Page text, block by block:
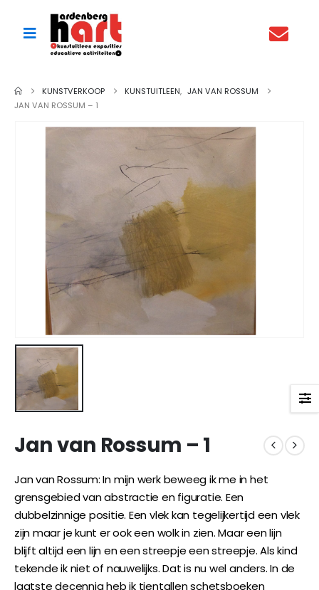
KUNSTVERKOOP KUNSTUITLEEN, JAN VAN ROSSUM
JAN VAN ROSSUM – 1
Jan van Rossum – 1
Jan van Rossum: In mijn werk beweeg ik me in het
grensgebied van abstractie en figuratie. Een
dubbelzinnige positie. Een vlek kan tegelijkertijd een vlek
zijn maar je kunt er ook een wolk in zien. Maar een lijn
blijft altijd een lijn en een streepje een streepje. Als kind
tekende ik niet of nauwelijks. Dat is nu wel anders. In de
laatste decennia heb ik tientallen schetsboeken